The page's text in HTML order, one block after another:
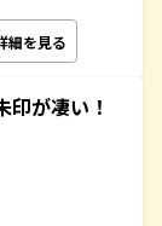
細を見る
印が凄い！